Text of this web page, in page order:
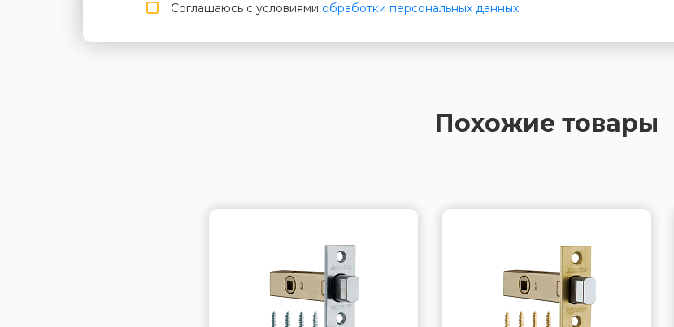
Соглашаюсь с условиями обработки персональных данных
Похожие товары